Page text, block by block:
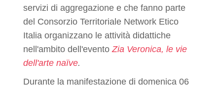
servizi di aggregazione e che fanno parte
del Consorzio Territoriale Network Etico
Italia organizzano le attività didattiche
nell'ambito dell'eventoZia Veronica, le vie
dell'arte naïve.
Durante la manifestazione di domenica 06